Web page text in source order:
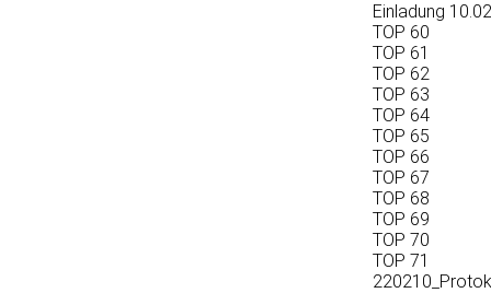
Einladung
TOP 60
TOP 61
TOP 62
TOP 63
TOP 64
TOP 65
TOP 66
TOP 67
TOP 68
TOP 69
TOP 70
TOP 71